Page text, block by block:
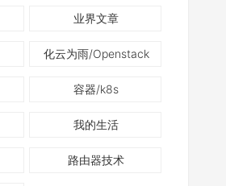
业界文章
化云为雨/Openstack
容器/k8s
我的生活
路由器技术